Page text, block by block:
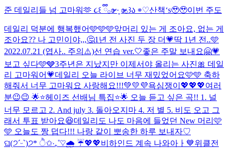
준 데일리들 넘 고마워🫶 ૮꒰ ྀི𓂂ɞ̴̶̷ ·̮ ɞ̴̶̷𓂂꒱ა ⌯♡산책‘s🥹🥹이번 주도
데일리 덕분에 행복했어🩵🩵🩵앞머리 있는 게 조아요, 없는 게
조아요?? 나 고민이야,,,🤔1년 전 사진 두 장 더💗딱 1년 전..🩵
2022.07.21 (엽사.. 주의⚠️)선 연습 ver.🤍좋은 주말 보내요🤗💗
보고 싶다🩵🩶3주년은 지났지만 이제서야 올리는 사진🎀 데일
리 고마워어💗데일리 오늘 라이브 너무 재밌었어요🩷🩵 축하
해줘서 너무 고마워요 사랑해요!!!💚💛💜욕심쟁이💖💖💖여러
분😉😉 🌟⭐️헤이즈 선배님 특집⭐️🌟 오늘 듣고 싶은 곡!! 1. 널
너무 모르고 2. And july 3. 돌아오지마 4. 저 별 5. 비도 오고 그
래서 투표 받아요😆데일리도 나도 마음에 들었던 New 머리🩷
🩵 오늘도 짱 덥다!!! 나랑 같이 뽀송한 하루 보내자♡
ଘ(੭ˊᵕˋ)੭* ੈ✩‧₊˚♡🌧️ ☔️💖💖비하인드 계속 나와아ㅏ💙위클전